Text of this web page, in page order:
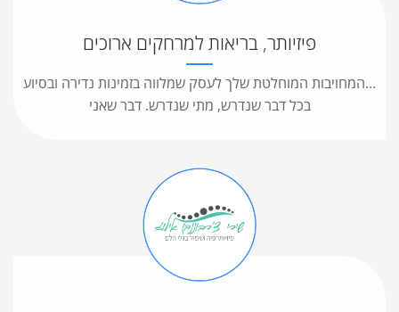
פיזיותר, בריאות למרחקים ארוכים
...המחויבות המוחלטת שלך לעסק שמלווה בזמינות נדירה ובסיוע
בכל דבר שנדרש, מתי שנדרש. דבר שאני